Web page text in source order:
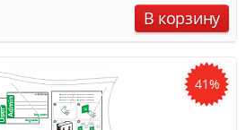
В корзину
41%